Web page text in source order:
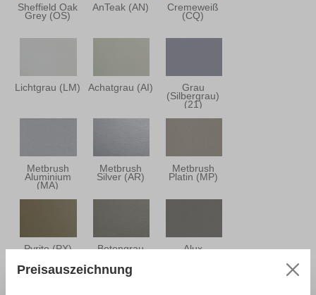
Sheffield Oak
Grey (OS)
AnTeak (AN) Cremeweiß
(CQ)
Lichtgrau (LM) Achatgrau (AI) Grau
(Silbergrau)
(21)
Metbrush
Aluminium
(MA)
Metbrush
Silver (AR)
Metbrush
Platin (MP)
Pyrite (PX) Betongrau Alux
Preisauszeichnung